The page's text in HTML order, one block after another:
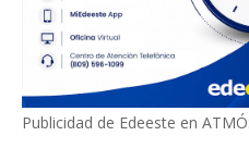
Publicidad de Edeeste en